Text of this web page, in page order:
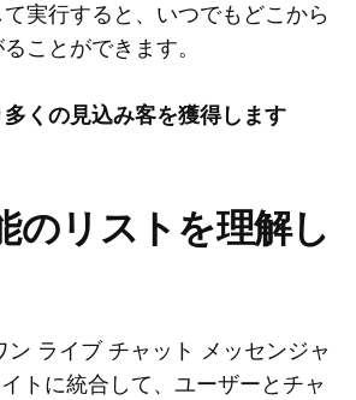
実行すると、いつでもどこから
ことができます。
くの見込み客を獲得します
のリストを理解し
ン ライブ チャット メッセンジャ
トに統合して、ユーザーとチャ